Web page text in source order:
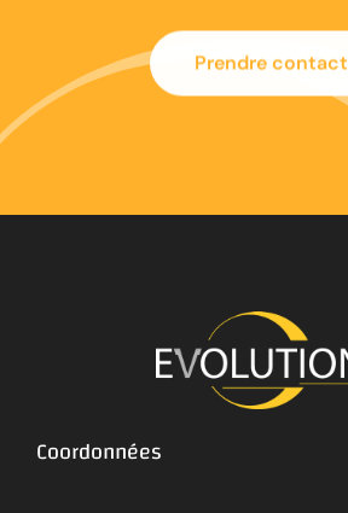
Prendre contact
Coordonnées